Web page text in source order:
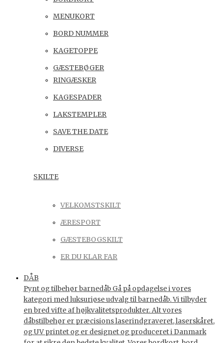
MENUKORT
BORD NUMMER
KAGETOPPE
GÆSTEBØGER
RINGÆSKER
KAGESPADER
LAKSTEMPLER
SAVE THE DATE
DIVERSE
SKILTE
VELKOMSTSKILT
ÆRESPORT
GÆSTEBOGSKILT
ER DU KLAR FAR
DÅB
Pynt og tilbehør barnedåb Gå på opdagelse i vores
kategori med luksuriøse udvalg til barnedåb. Vi tilbyder
en bred vifte af højkvalitetsprodukter. Alt vores
dåbstilbehør er præcisions laserindgraveret, laserskåret,
og UV printet og er designet og produceret i Danmark